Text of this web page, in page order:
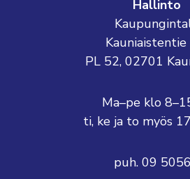
Hallinto
Kauniaistentie
PL 52, 02701
Ma–pe klo
ti, ke ja to myös
puh. 09